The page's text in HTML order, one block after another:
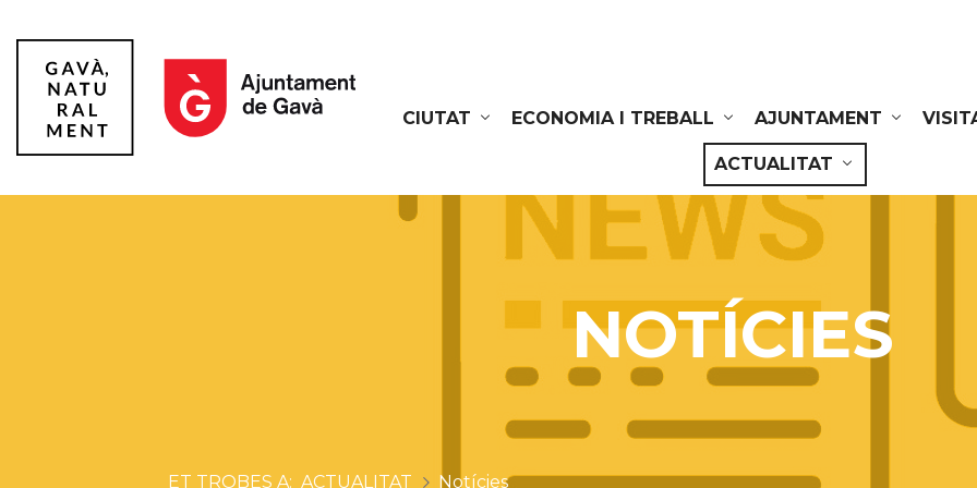
CIUTAT
ECONOMIA I TREBALL AJUNTAMENT
ACTUALITAT
NOTÍCIES
ACTUALITAT Notícies